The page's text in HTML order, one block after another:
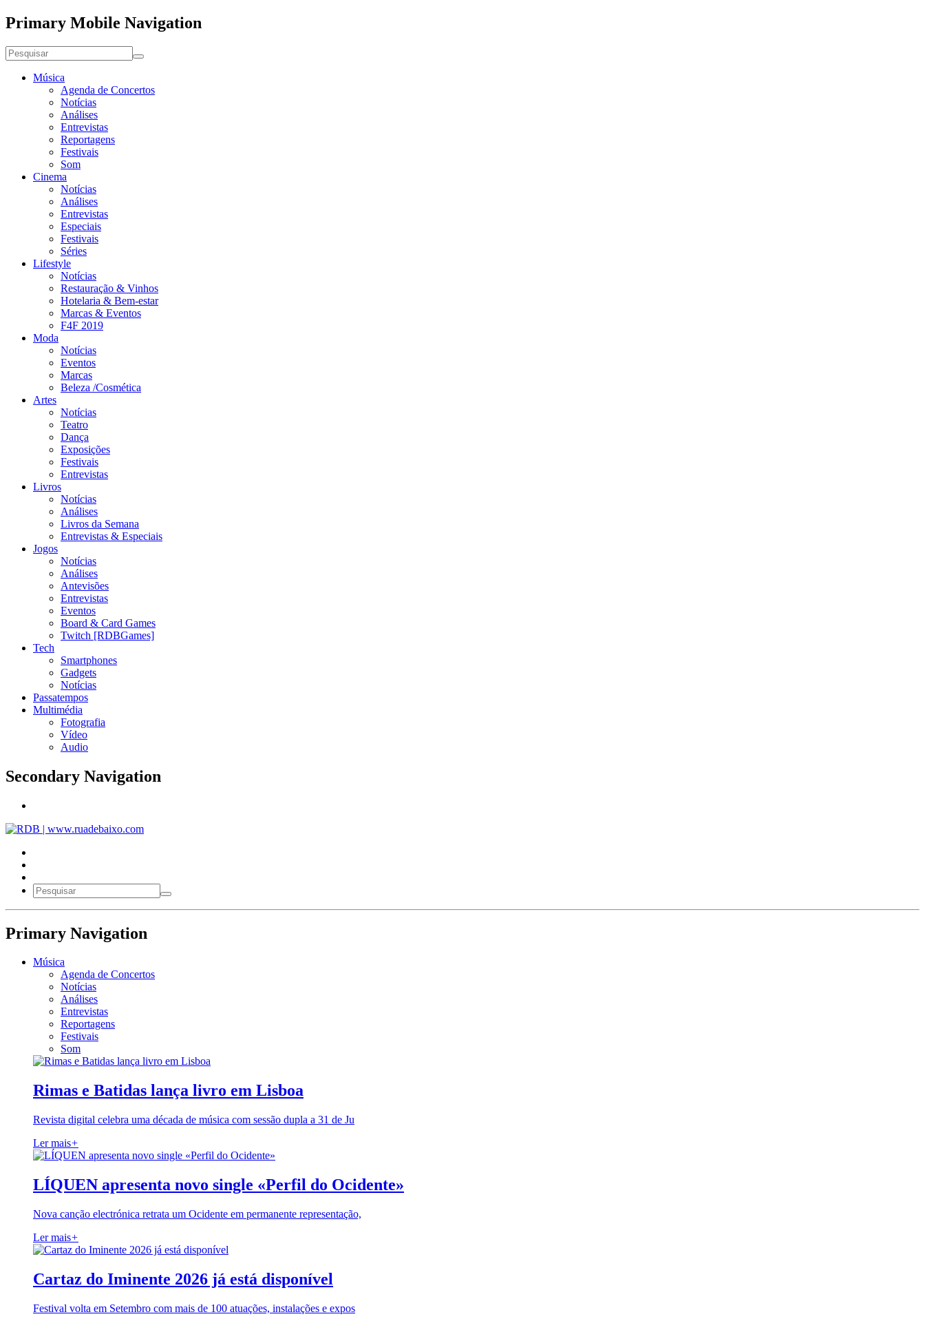
Primary Mobile Navigation
Música
Agenda de Concertos
Notícias
Análises
Entrevistas
Reportagens
Festivais
Som
Cinema
Notícias
Análises
Entrevistas
Especiais
Festivais
Séries
Lifestyle
Notícias
Restauração & Vinhos
Hotelaria & Bem-estar
Marcas & Eventos
F4F 2019
Moda
Notícias
Eventos
Marcas
Beleza /Cosmética
Artes
Notícias
Teatro
Dança
Exposições
Festivais
Entrevistas
Livros
Notícias
Análises
Livros da Semana
Entrevistas & Especiais
Jogos
Notícias
Análises
Antevisões
Entrevistas
Eventos
Board & Card Games
Twitch [RDBGames]
Tech
Smartphones
Gadgets
Notícias
Passatempos
Multimédia
Fotografia
Vídeo
Audio
Secondary Navigation
Primary Navigation
Música
Agenda de Concertos
Notícias
Análises
Entrevistas
Reportagens
Festivais
Som
Rimas e Batidas lança livro em Lisboa
Revista digital celebra uma década de música com sessão dupla a 31 de Ju
Ler mais+
LÍQUEN apresenta novo single «Perfil do Ocidente»
Nova canção electrónica retrata um Ocidente em permanente representação,
Ler mais+
Cartaz do Iminente 2026 já está disponível
Festival volta em Setembro com mais de 100 atuações, instalações e expos